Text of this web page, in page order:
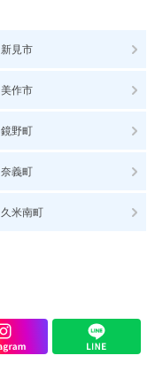
新見市
美作市
鏡野町
奈義町
久米南町